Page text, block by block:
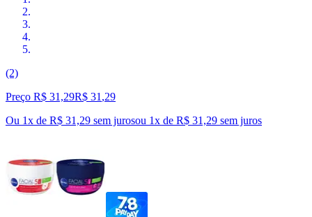
(2)
Preço R$ 31,29R$ 31 ,29
Ou 1x de R$ 31,29 sem jurosou 1x de R$ 31,29 sem juros